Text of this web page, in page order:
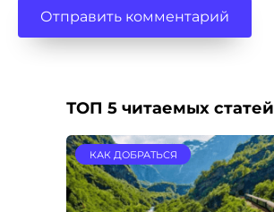
ТОП 5 читаемых статей
КАК ДОБРАТЬСЯ